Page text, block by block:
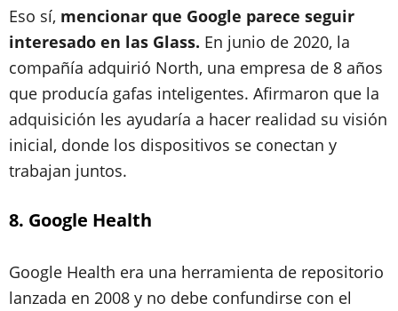
Eso sí, mencionar que Google parece seguir
interesado en las Glass. En junio de 2020, la
compañía adquirió North, una empresa de 8 años
que producía gafas inteligentes. Afirmaron que la
adquisición les ayudaría a hacer realidad su visión
inicial, donde los dispositivos se conectan y
trabajan juntos.
8. Google Health
Google Health era una herramienta de repositorio
lanzada en 2008 y no debe confundirse con el